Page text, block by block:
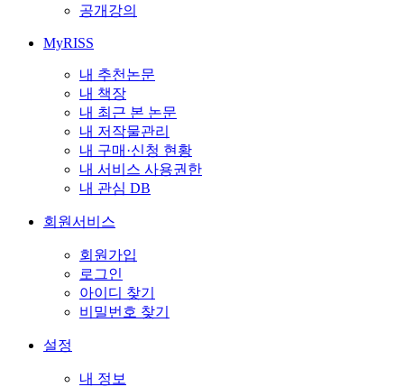
공개강의
MyRISS
내 추천논문
내 책장
내 최근 본 논문
내 저작물관리
내 구매·신청 현황
내 서비스 사용권한
내 관심 DB
회원서비스
회원가입
로그인
아이디 찾기
비밀번호 찾기
설정
내 정보